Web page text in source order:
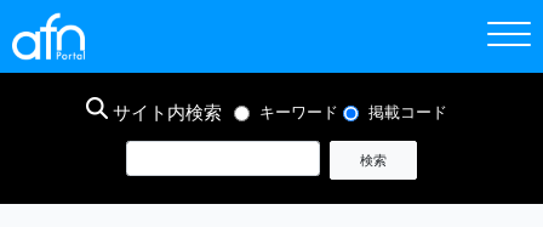
サイト内検索 キーワード 掲載コード